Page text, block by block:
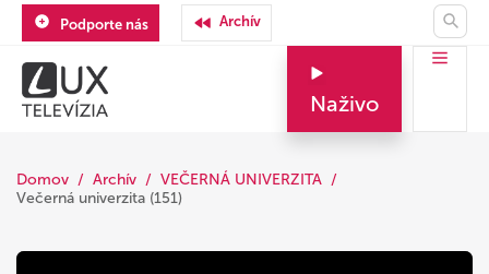
Podporte nás Archív
Naživo
Domov Archív
VEČERNÁ UNIVERZITA
Večerná univerzita (151)
This